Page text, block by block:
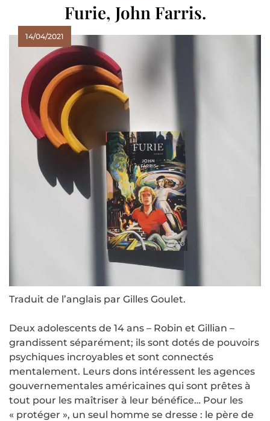
Furie, John Farris.
14/04/2021
Traduit de l’anglais par Gilles Goulet.
Deux adolescents de 14 ans – Robin et Gillian –
grandissent séparément; ils sont dotés de pouvoirs
psychiques incroyables et sont connectés
mentalement. Leurs dons intéressent les agences
gouvernementales américaines qui sont prêtes à
tout pour les maîtriser à leur bénéfice… Pour les
« protéger », un seul homme se dresse : le père de